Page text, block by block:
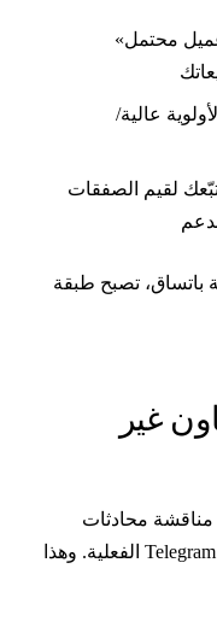
محتمل»
عالية/
لقيم الصفقات
تصبح طبقة
غير
محادثات
محددة دون إضافة رسائل إلى محادثة Telegram الفعلية. وهذا